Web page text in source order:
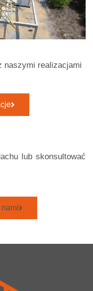
naszymi realizacjami
lub skonsultować